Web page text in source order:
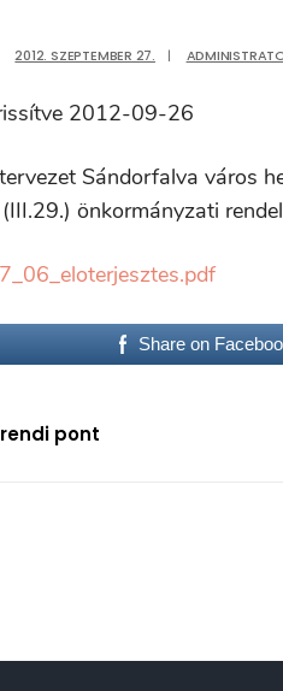
2012. SZEPTEMBER 27. |
2012-09-26
Sándorfalva város
önkormányzati
Share on
pont